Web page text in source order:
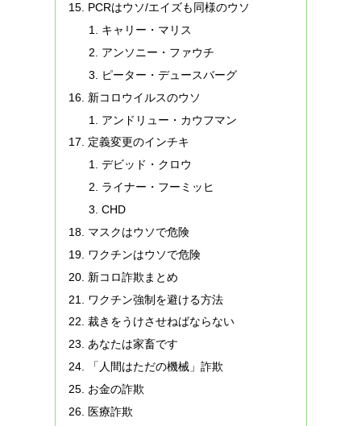
PCRはウソ/エイズも同様のウソ
キャリー・マリス
アンソニー・ファウチ
ピーター・デュースバーグ
新コロウイルスのウソ
アンドリュー・カウフマン
定義変更のインチキ
デビッド・クロウ
ライナー・フーミッヒ
CHD
マスクはウソで危険
ワクチンはウソで危険
新コロ詐欺まとめ
ワクチン強制を避ける方法
裁きをうけさせねばならない
あなたは家畜です
「人間はただの機械」詐欺
お金の詐欺
医療詐欺